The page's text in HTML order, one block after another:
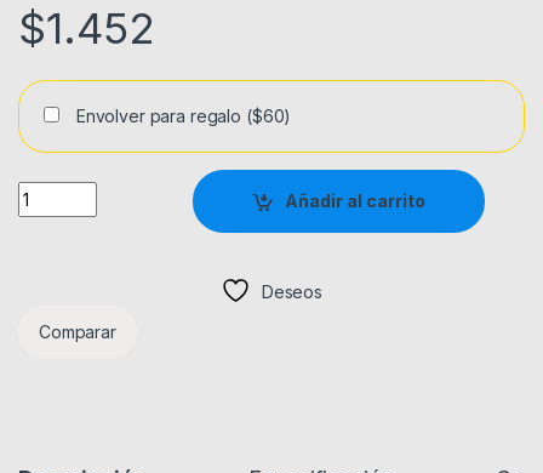
$1.452
Envolver para regalo ($60)
Quantity
Añadir al carrito
Deseos
Comparar